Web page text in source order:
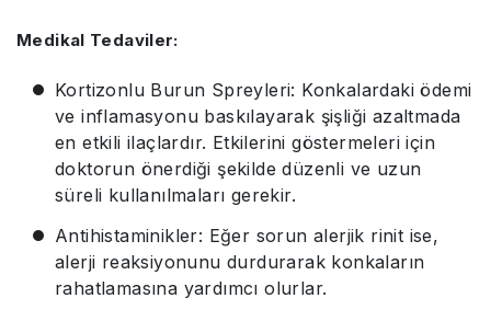
Medikal Tedaviler:
Kortizonlu Burun Spreyleri: Konkalardaki ödemi
ve inflamasyonu baskılayarak şişliği azaltmada
en etkili ilaçlardır. Etkilerini göstermeleri için
doktorun önerdiği şekilde düzenli ve uzun
süreli kullanılmaları gerekir.
Antihistaminikler: Eğer sorun alerjik rinit ise,
alerji reaksiyonunu durdurarak konkaların
rahatlamasına yardımcı olurlar.